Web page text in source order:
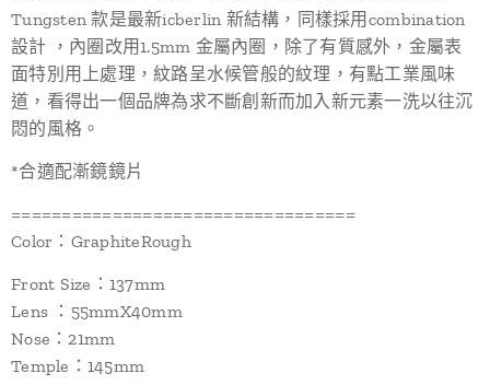
Tungsten 款是最新icberlin 新結構，同樣採用combination
設計 ，內圈改用1.5mm 金屬內圈，除了有質感外，金屬表
面特別用上處理，紋路呈水候管般的紋理，有點工業風味
道，看得出一個品牌為求不斷創新而加入新元素一洗以往沉
悶的風格。
*合適配漸鏡鏡片
==================================
Color：GraphiteRough
Front Size：137mm
Lens ：55mmX40mm
Nose：21mm
Temple：145mm